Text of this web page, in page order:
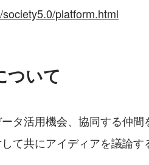
platform.html
ついて
タ活用機会、協同する仲間
て共にアイディアを議論す